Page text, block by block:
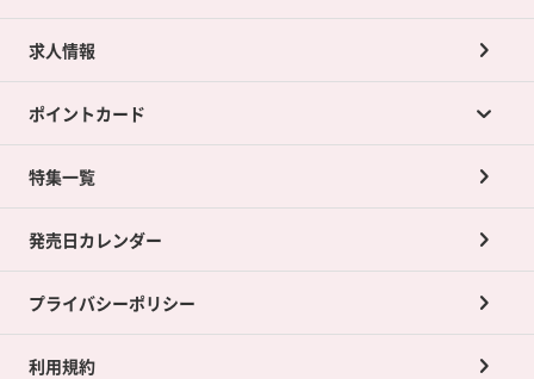
カードラボの買取サービスTOP
店舗買取について
ネット買取について
買取承諾書について
求人情報
ポイントカード
ポイントカードTOP
ポイント交換景品
特集一覧
発売日カレンダー
プライバシーポリシー
利用規約